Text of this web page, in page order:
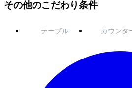
その他のこだわり条件
テーブル カウンタ